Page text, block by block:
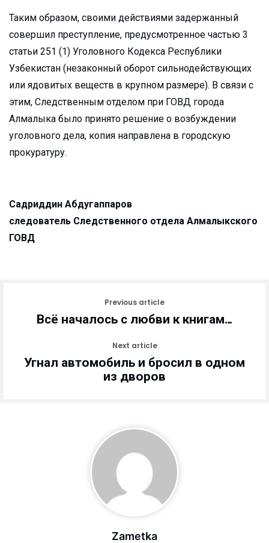
Таким образом, своими действиями задержанный
совершил преступление, предусмотренное частью 3
статьи 251 (1) Уголовного Кодекса Республики
Узбекистан (незаконный оборот сильнодействующих
или ядовитых веществ в крупном размере). В связи с
этим, Следственным отделом при ГОВД города
Алмалыка было принято решение о возбуждении
уголовного дела, копия направлена в городскую
прокуратуру.
Садриддин Абдугаппаров
следователь Следственного отдела Алмалыкского
ГОВД
Previous article
Всё началось с любви к книгам…
Next article
Угнал автомобиль и бросил в одном
из дворов
Zametka